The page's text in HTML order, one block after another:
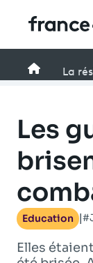
Festivals
Creators
À la une
Participer et
À votre écoute
Accueil
La
Les
Education
Elles